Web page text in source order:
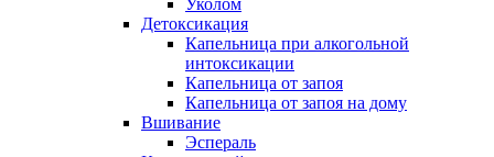
Уколом
Детоксикация
Капельница при алкогольной
интоксикации
Капельница от запоя
Капельница от запоя на дому
Вшивание
Эспераль